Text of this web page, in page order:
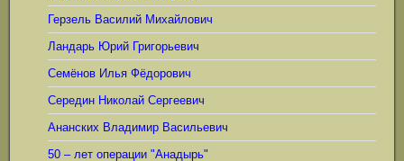
Герзель Василий Михайлович
Ландарь Юрий Григорьевич
Семёнов Илья Фёдорович
Середин Николай Сергеевич
Ананских Владимир Васильевич
50 – лет операции "Анадырь"